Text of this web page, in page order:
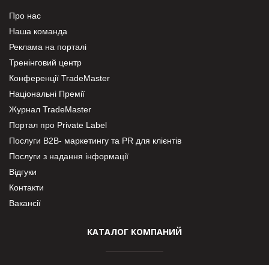
Про нас
Наша команда
Реклама на порталі
Тренінговий центр
Конференції TradeMaster
Національні Премії
Журнал TradeMaster
Портал про Private Label
Послуги В2В- маркетингу та PR для клієнтів
Послуги з надання інформації
Відгуки
Контакти
Вакансії
КАТАЛОГ КОМПАНИЙ